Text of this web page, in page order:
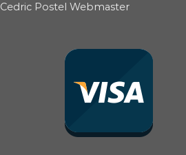
Cedric Postel Webmaster